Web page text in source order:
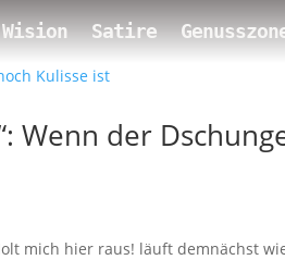
Wision Satire
Wenn der
mich hier raus! läuft demnächst